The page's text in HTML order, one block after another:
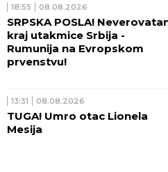
18:55 08.08.2026
SRPSKA POSLA!
kraj utakmice Srbija -
Rumunija na Evropskom
prvenstvu!
13:31 08.08.2026
TUGA! Umro otac Lionela
Mesija